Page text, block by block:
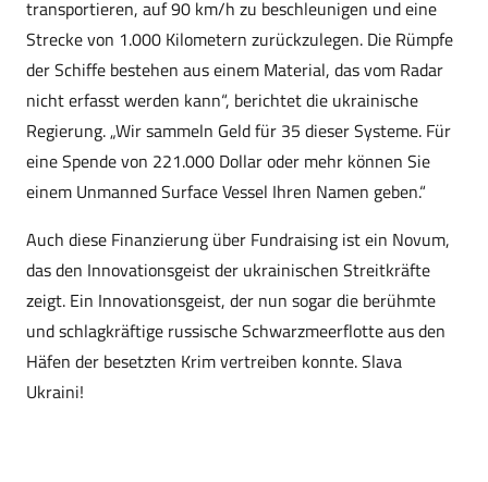
transportieren, auf 90 km/h zu beschleunigen und eine
Strecke von 1.000 Kilometern zurückzulegen. Die Rümpfe
der Schiffe bestehen aus einem Material, das vom Radar
nicht erfasst werden kann“, berichtet die ukrainische
Regierung. „Wir sammeln Geld für 35 dieser Systeme. Für
eine Spende von 221.000 Dollar oder mehr können Sie
einem Unmanned Surface Vessel Ihren Namen geben.“
Auch diese Finanzierung über Fundraising ist ein Novum,
das den Innovationsgeist der ukrainischen Streitkräfte
zeigt. Ein Innovationsgeist, der nun sogar die berühmte
und schlagkräftige russische Schwarzmeerflotte aus den
Häfen der besetzten Krim vertreiben konnte. Slava
Ukraini!